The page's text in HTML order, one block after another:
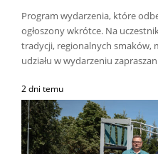
Program wydarzenia, które
ogłoszony wkrótce. Na
tradycji, regionalnych smaków,
udziału w wydarzeniu
2 dni temu